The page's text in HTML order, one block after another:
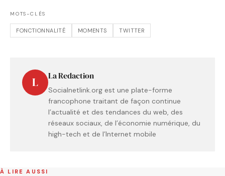
MOTS-CLÉS
FONCTIONNALITÉ MOMENTS TWITTER
L La Redaction
Socialnetlink.org est une plate-forme
francophone traitant de façon continue
l’actualité et des tendances du web, des
réseaux sociaux, de l’économie numérique, du
high-tech et de l’Internet mobile
À LIRE AUSSI